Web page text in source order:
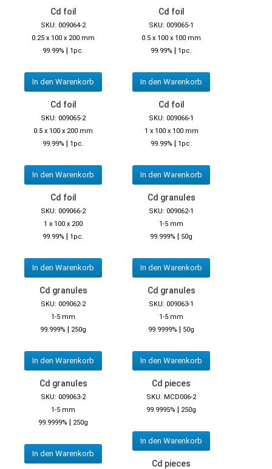
Cd foil
SKU: 009064-2
0.25 x 100 x 200 mm
99.99% | 1pc.
In den Warenkorb
Cd foil
SKU: 009065-1
0.5 x 100 x 100 mm
99.99% | 1pc.
In den Warenkorb
Cd foil
SKU: 009065-2
0.5 x 100 x 200 mm
99.99% | 1pc.
In den Warenkorb
Cd foil
SKU: 009066-1
1 x 100 x 100 mm
99.99% | 1pc.
In den Warenkorb
Cd foil
SKU: 009066-2
1 x 100 x 200
99.99% | 1pc.
In den Warenkorb
Cd granules
SKU: 009062-1
1-5 mm
99.999% | 50g
In den Warenkorb
Cd granules
SKU: 009062-2
1-5 mm
99.999% | 250g
In den Warenkorb
Cd granules
SKU: 009063-1
1-5 mm
99.9999% | 50g
In den Warenkorb
Cd granules
SKU: 009063-2
1-5 mm
99.9999% | 250g
In den Warenkorb
Cd pieces
SKU: MCD006-2
99.9995% | 250g
In den Warenkorb
Cd pieces